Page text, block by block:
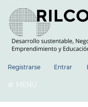
Registrarse Entrar
MENÚ